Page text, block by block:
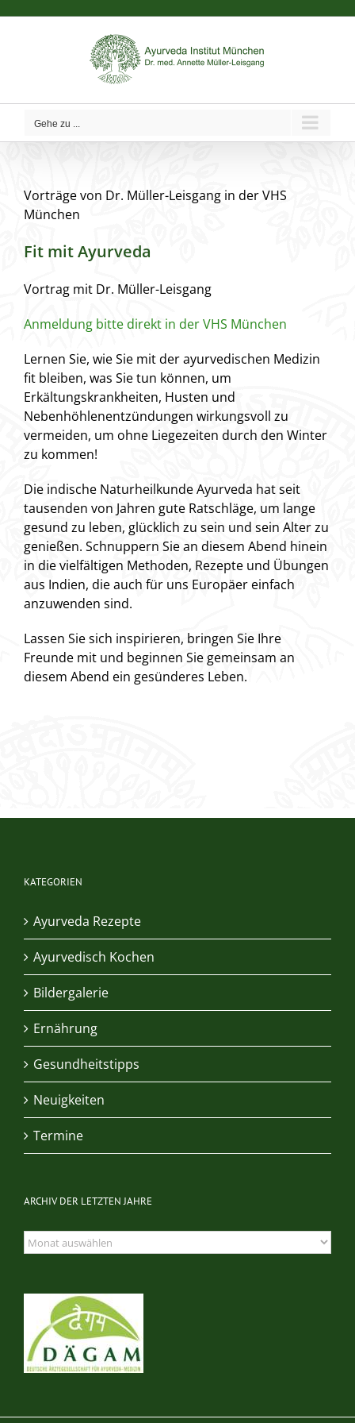
Gehe zu ...
Vorträge von Dr. Müller-Leisgang in der VHS
München
Fit mit Ayurveda
Vortrag mit Dr. Müller-Leisgang
Anmeldung bitte direkt in der VHS München
Lernen Sie, wie Sie mit der ayurvedischen Medizin
fit bleiben, was Sie tun können, um
Erkältungskrankheiten, Husten und
Nebenhöhlenentzündungen wirkungsvoll zu
vermeiden, um ohne Liegezeiten durch den Winter
zu kommen!
Die indische Naturheilkunde Ayurveda hat seit
tausenden von Jahren gute Ratschläge, um lange
gesund zu leben, glücklich zu sein und sein Alter zu
genießen. Schnuppern Sie an diesem Abend hinein
in die vielfältigen Methoden, Rezepte und Übungen
aus Indien, die auch für uns Europäer einfach
anzuwenden sind.
Lassen Sie sich inspirieren, bringen Sie Ihre
Freunde mit und beginnen Sie gemeinsam an
diesem Abend ein gesünderes Leben.
KATEGORIEN
Ayurveda Rezepte
Ayurvedisch Kochen
Bildergalerie
Ernährung
Gesundheitstipps
Neuigkeiten
Termine
ARCHIV DER LETZTEN JAHRE
Archiv
der
Jahre